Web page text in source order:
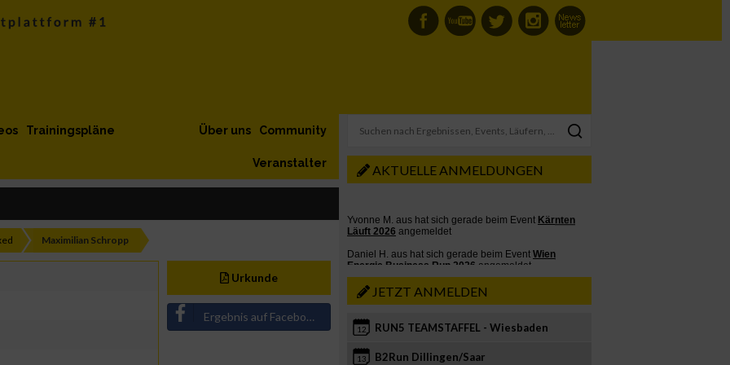
Trainingspläne Community
Über uns
Veranstalter
Maximilian Schropp
Urkunde
Ergebnis auf Facebook teilen
AKTUELLE ANMELDUNGEN
JETZT ANMELDEN
12 RUN5 TEAMSTAFFEL - Wiesbaden
13 B2Run Dillingen/Saar